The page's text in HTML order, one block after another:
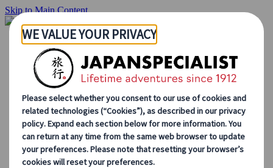
Skip to Main Content
Inizio
Itinerari di viaggio
Itinerari individuali
Tour guidati
Drive & stay
Tour di serie
Escursioni
Tour di gruppo su misura
Japan Rail Pass
Come lavoriamo
Chi siamo
Il nostro team